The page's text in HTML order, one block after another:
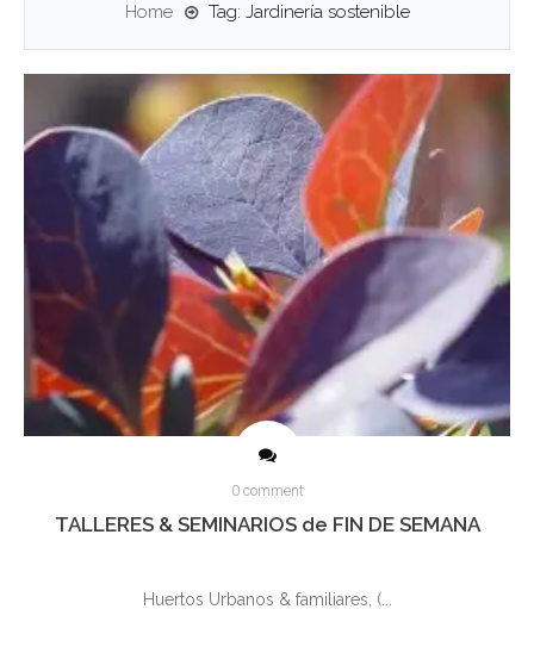
Home Tag: Jardinería sostenible
0 comment
TALLERES & SEMINARIOS de FIN DE SEMANA
Huertos Urbanos & familiares, (...